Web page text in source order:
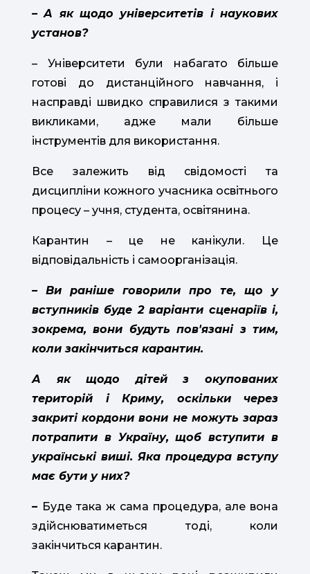
– А як щодо університетів і наукових
установ?
– Університети були набагато більше
готові до дистанційного навчання, і
насправді швидко справилися з такими
викликами, адже мали більше
інструментів для використання.
Все залежить від свідомості та
дисципліни кожного учасника освітнього
процесу – учня, студента, освітянина.
Карантин – це не канікули. Це
відповідальність і самоорганізація.
– Ви раніше говорили про те, що у
вступників буде 2 варіанти сценаріїв і,
зокрема, вони будуть пов'язані з тим,
коли закінчиться карантин.
А як щодо дітей з окупованих
територій і Криму, оскільки через
закриті кордони вони не можуть зараз
потрапити в Україну, щоб вступити в
українські виші. Яка процедура вступу
має бути у них?
– Буде така ж сама процедура, але вона
здійснюватиметься тоді, коли
закінчиться карантин.